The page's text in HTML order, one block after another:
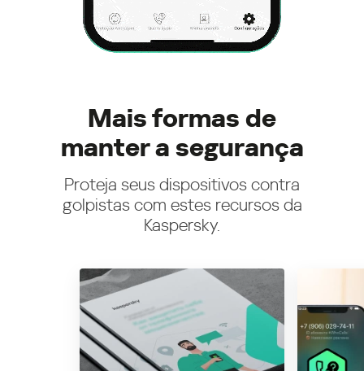
Mais formas de
manter a segurança
Proteja seus dispositivos contra
golpistas com estes recursos da
Kaspersky.